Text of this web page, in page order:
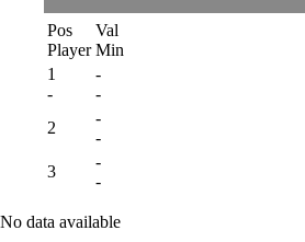
Pos
Player
Val
Min
1
-
-
-
2
-
-
3
-
-
No data available